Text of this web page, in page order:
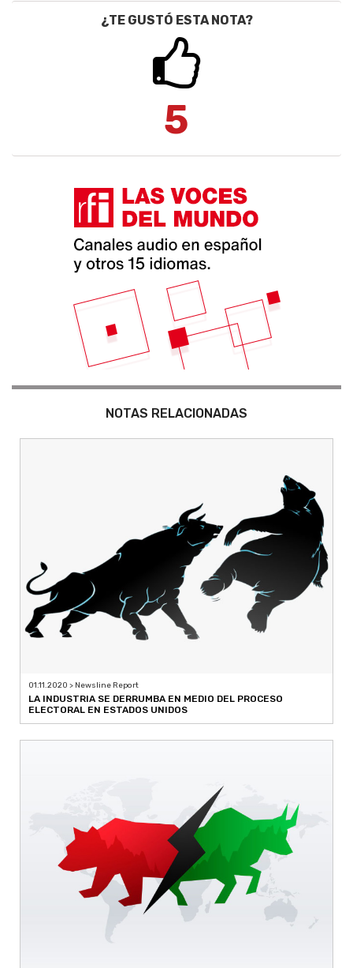
¿TE GUSTÓ ESTA NOTA?
5
NOTAS RELACIONADAS
01.11.2020 > Newsline Report
LA INDUSTRIA SE DERRUMBA EN MEDIO DEL PROCESO
ELECTORAL EN ESTADOS UNIDOS